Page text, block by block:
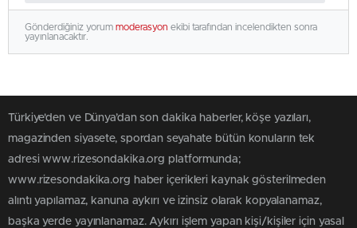
Gönderdiğiniz yorum moderasyon ekibi tarafından incelendikten sonra
yayınlanacaktır.
Türkiye'den ve Dünya’dan son dakika haberler, köşe yazıları,
magazinden siyasete, spordan seyahate bütün konuların tek
adresi www.rizesondakika.org platformunda;
www.rizesondakika.org haber içerikleri kaynak gösterilmeden
alıntı yapılamaz, kanuna aykırı ve izinsiz olarak kopyalanamaz,
başka yerde yayınlanamaz. Aykırı işlem yapan kişi/kişiler için yasal